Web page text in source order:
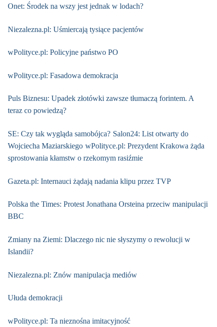
Onet: Środek na wszy jest jednak w lodach?
Niezalezna.pl: Uśmiercają tysiące pacjentów
wPolityce.pl: Policyjne państwo PO
wPolityce.pl: Fasadowa demokracja
Puls Biznesu: Upadek złotówki zawsze tłumaczą forintem. A
teraz co powiedzą?
SE: Czy tak wygląda samobójca? Salon24: List otwarty do
Wojciecha Maziarskiego wPolityce.pl: Prezydent Krakowa żąda
sprostowania kłamstw o rzekomym rasiźmie
Gazeta.pl: Internauci żądają nadania klipu przez TVP
Polska the Times: Protest Jonathana Orsteina przeciw manipulacji
BBC
Zmiany na Ziemi: Dlaczego nic nie słyszymy o rewolucji w
Islandii?
Niezalezna.pl: Znów manipulacja mediów
Ułuda demokracji
wPolityce.pl: Ta nieznośna imitacyjność